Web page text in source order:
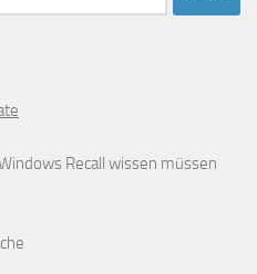
Recall wissen müssen